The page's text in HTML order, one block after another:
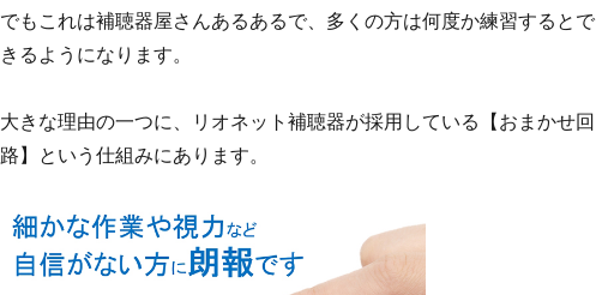
でもこれは補聴器屋さんあるあるで、多くの方は何度か練習するとで
きるようになります。
大きな理由の一つに、リオネット補聴器が採用している【おまかせ回
路】という仕組みにあります。